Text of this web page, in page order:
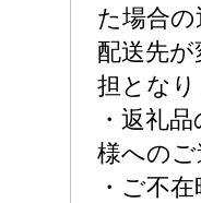
た場合
配送先
担となり
・返礼
様へのご
・ご不